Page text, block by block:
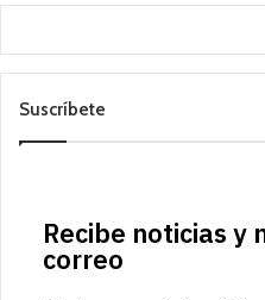
Suscríbete
Recibe noticias y
correo